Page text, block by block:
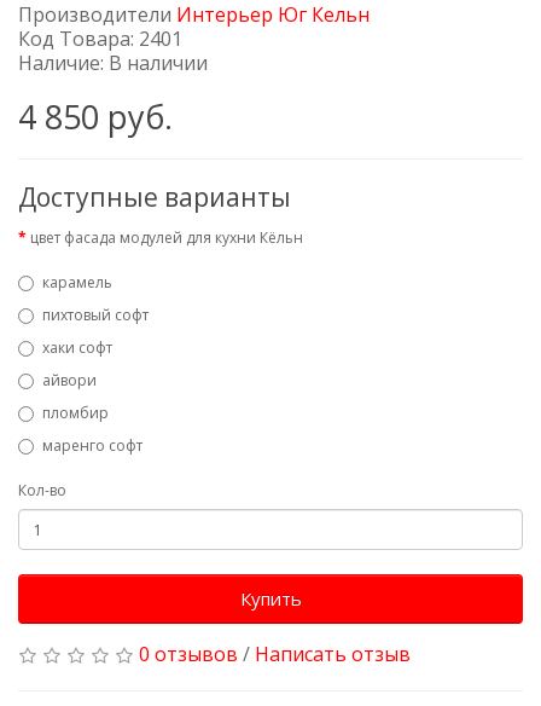
Производители Интерьер Юг Кельн
Код Товара: 2401
Наличие: В наличии
4 850 руб.
Доступные варианты
цвет фасада модулей для кухни Кёльн
карамель
пихтовый софт
хаки софт
айвори
пломбир
маренго софт
Кол-во
Купить
0 отзывов / Написать отзыв